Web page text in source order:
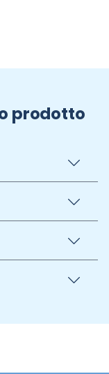
prodotto